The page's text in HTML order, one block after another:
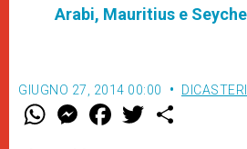
Arabi, Mauritius e
GIUGNO 27, 2014 00:00 DICASTERI
W M
e
F
a w